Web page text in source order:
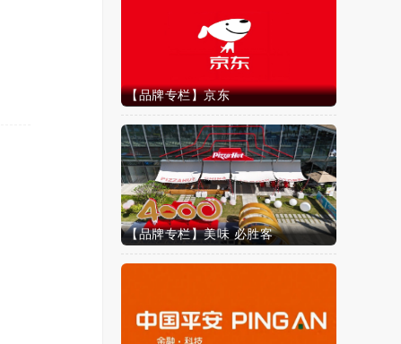
【品牌专栏】京东
【品牌专栏】美味 必胜客